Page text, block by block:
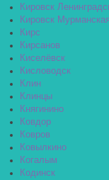
Кировск
Кировск
Кирс
Кирсанов
Киселёвск
Кисловодск
Клин
Клинцы
Княгинино
Ковдор
Ковров
Ковылкино
Когалым
Кодинск